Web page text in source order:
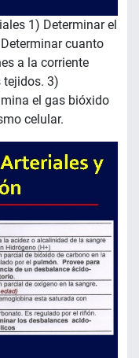
1) Determinar el
cuanto
a la corriente
tejidos. 3)
el gas bióxido
celular.